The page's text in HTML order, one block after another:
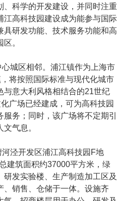
、科学的开发建设，并同时注重
江高科技园建设成为能参与国际
研发功能、技术服务功能和高
。
城区相邻。浦江镇作为上海市
将按照国际标准与现代化城市
与意大利风格相结合的21世纪
广场已经建成，可为高科技园
务；同时，该广场将不定期引
气息。
泾开发区浦江高科技园F地
建筑面积约37000平方米，绿
发实验楼、生产制造加工区及
销售、仓储于一体。设施齐